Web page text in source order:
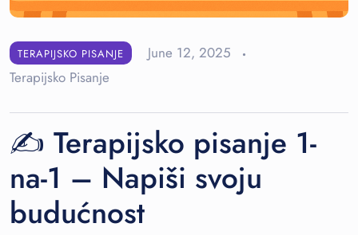
TERAPIJSKO PISANJE
June 12, 2025
Terapijsko Pisanje
✍️ Terapijsko pisanje 1-
na-1 – Napiši svoju
budućnost